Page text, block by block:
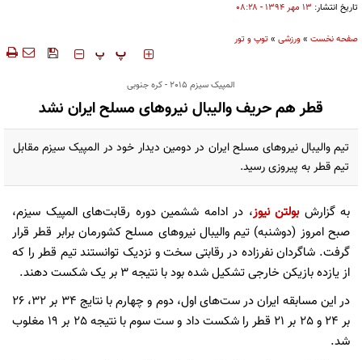
تاریخ انتشار: ۱۳ مهر ۱۳۹۴ - ۰۸:۲۸
صفحه نخست »ورزشی »توپ و تور
‍‍‍ پ پ
المپیک سیزم 2015 - کره جنوبی
قطر هم حریف والیبال نیروهای مسلح ایران نشد
تیم والیبال نیروهای مسلح ایران در دومین دیدار خود در المپیک سیزم مقابل
تیم قطر به پیروزی رسید.
به گزارشبولتن نیوز، در ادامه ششمین دوره رقابت‌های المپیک سیزم،
صبح امروز (دوشنبه) تیم والیبال نیروهای مسلح کشورمان برابر قطر قرار
گرفت. شاگردان نفرزاده در رقابتی سخت و نزدیک توانستند تیم قطر را که
از یازده بازیکن خارجی تشکیل شده بود با نتیجه 3 بر یک شکست دهند.
در این مسابقه ایران در ست‌های اول، دوم و چهارم با نتایج 34 بر 32، 26
بر 24 و 25 بر 21 قطر را شکست داد و ست سوم با نتیجه 25 بر 19 مغلوب
شد.